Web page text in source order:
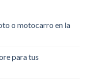
o motocarro en la
para tus